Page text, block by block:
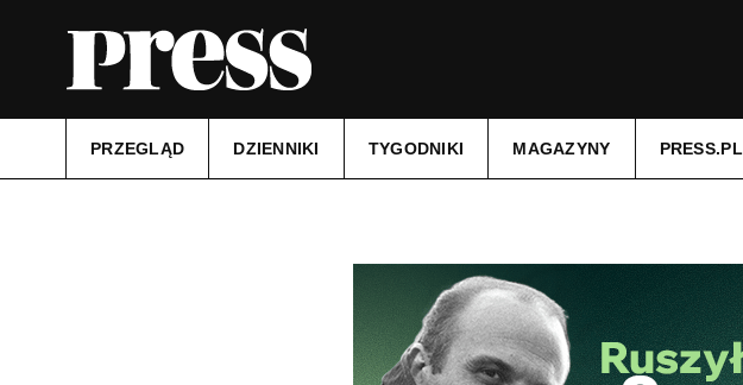
PRZEGLĄD DZIENNIKI TYGODNIKI MAGAZYNY PRESS.PL